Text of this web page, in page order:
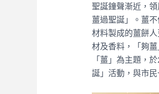
聖誕鐘聲漸近，
薑過聖誕」。薑
材料製成的薑餅
材及香料，「夠
「薑」為主題，
誕」活動，與市